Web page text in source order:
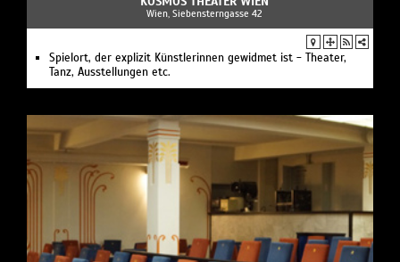
Wien, Siebensterngasse 42
Spielort, der explizit Künstlerinnen gewidmet ist - Theater,
Tanz, Ausstellungen etc.